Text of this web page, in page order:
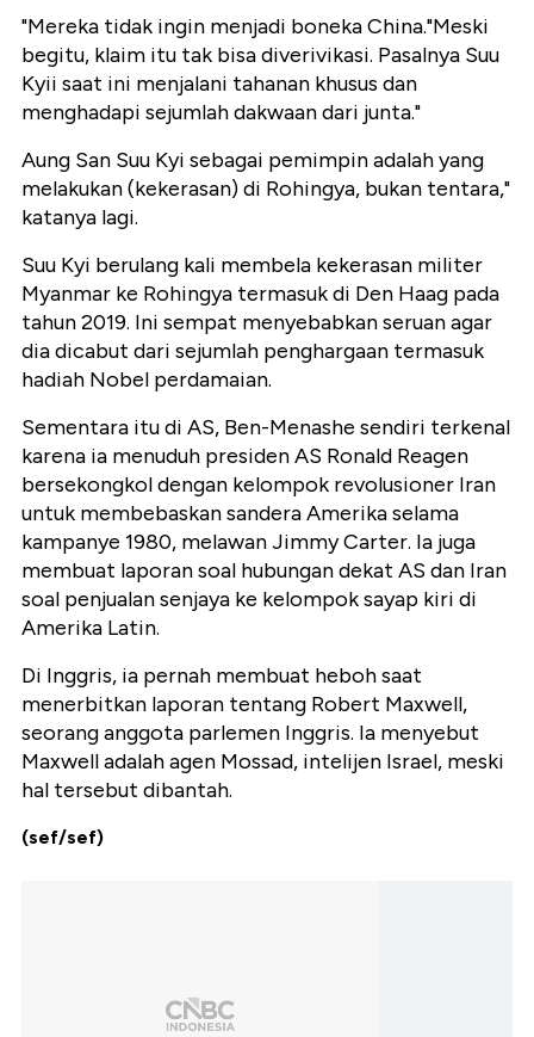
"Mereka tidak ingin menjadi boneka China."Meski
begitu, klaim itu tak bisa diverivikasi. Pasalnya Suu
Kyii saat ini menjalani tahanan khusus dan
menghadapi sejumlah dakwaan dari junta."
Aung San Suu Kyi sebagai pemimpin adalah yang
melakukan (kekerasan) di Rohingya, bukan tentara,"
katanya lagi.
Suu Kyi berulang kali membela kekerasan militer
Myanmar ke Rohingya termasuk di Den Haag pada
tahun 2019. Ini sempat menyebabkan seruan agar
dia dicabut dari sejumlah penghargaan termasuk
hadiah Nobel perdamaian.
Sementara itu di AS, Ben-Menashe sendiri terkenal
karena ia menuduh presiden AS Ronald Reagen
bersekongkol dengan kelompok revolusioner Iran
untuk membebaskan sandera Amerika selama
kampanye 1980, melawan Jimmy Carter. Ia juga
membuat laporan soal hubungan dekat AS dan Iran
soal penjualan senjaya ke kelompok sayap kiri di
Amerika Latin.
Di Inggris, ia pernah membuat heboh saat
menerbitkan laporan tentang Robert Maxwell,
seorang anggota parlemen Inggris. Ia menyebut
Maxwell adalah agen Mossad, intelijen Israel, meski
hal tersebut dibantah.
(sef/sef)